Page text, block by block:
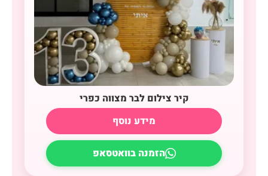
קיר צילום לבר מצווה כפרי
מידע נוסף
הזמנה בוואטסאפ